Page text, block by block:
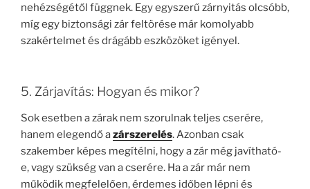
nehézségétől függnek. Egy egyszerű zárnyitás olcsóbb,
míg egy biztonsági zár feltörése már komolyabb
szakértelmet és drágább eszközöket igényel.
5. Zárjavítás: Hogyan és mikor?
Sok esetben a zárak nem szorulnak teljes cserére,
hanem elegendő azárszerelés. Azonban csak
szakember képes megítélni, hogy a zár még javítható-
e, vagy szükség van a cserére. Ha a zár már nem
működik megfelelően, érdemes időben lépni és